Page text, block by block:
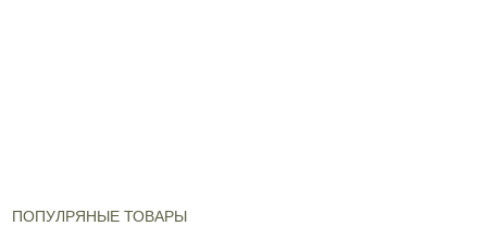
ПОПУЛРЯНЫЕ ТОВАРЫ